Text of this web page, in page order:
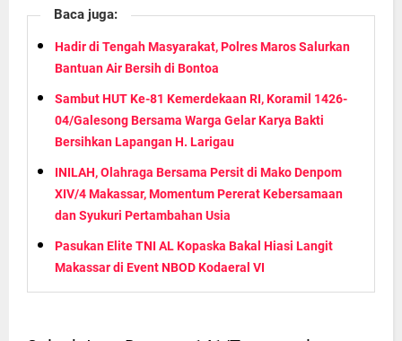
Baca juga:
Hadir di Tengah Masyarakat, Polres Maros Salurkan
Bantuan Air Bersih di Bontoa
Sambut HUT Ke-81 Kemerdekaan RI, Koramil 1426-
04/Galesong Bersama Warga Gelar Karya Bakti
Bersihkan Lapangan H. Larigau
INILAH, Olahraga Bersama Persit di Mako Denpom
XIV/4 Makassar, Momentum Pererat Kebersamaan
dan Syukuri Pertambahan Usia
Pasukan Elite TNI AL Kopaska Bakal Hiasi Langit
Makassar di Event NBOD Kodaeral VI